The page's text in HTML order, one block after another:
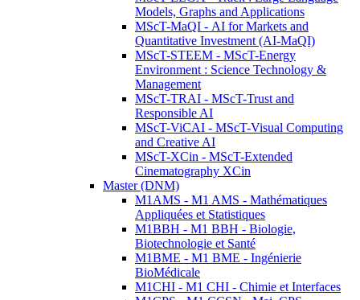
Models, Graphs and Applications
MScT-MaQI - AI for Markets and
Quantitative Investment (AI-MaQI)
MScT-STEEM - MScT-Energy
Environment : Science Technology &
Management
MScT-TRAI - MScT-Trust and
Responsible AI
MScT-ViCAI - MScT-Visual Computing
and Creative AI
MScT-XCin - MScT-Extended
Cinematography XCin
Master (DNM)
M1AMS - M1 AMS - Mathématiques
Appliquées et Statistiques
M1BBH - M1 BBH - Biologie,
Biotechnologie et Santé
M1BME - M1 BME - Ingénierie
BioMédicale
M1CHI - M1 CHI - Chimie et Interfaces